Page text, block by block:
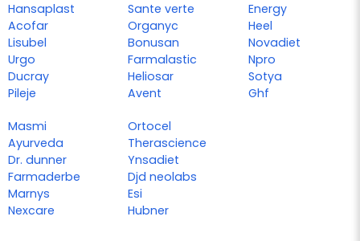
Hansaplast
Acofar
Lisubel
Urgo
Ducray
Pileje
Sante verte
Organyc
Bonusan
Farmalastic
Heliosar
Avent
Energy
Heel
Novadiet
Npro
Sotya
Ghf
Masmi
Ayurveda
Dr. dunner
Farmaderbe
Marnys
Nexcare
Ortocel
Therascience
Ynsadiet
Djd neolabs
Esi
Hubner